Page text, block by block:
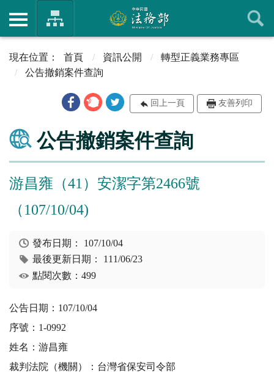
首頁 資訊公開
轉型正義業務專區
公告撤銷案件查詢
回上一頁 友善列印
公告撤銷案件查詢
游昌雍（41）安潔字第2466號
（107/10/04)
發布日期： 107/10/04
最後更新日期： 111/06/23
點閱次數：499
公告日期：107/10/04
序號：1-0992
姓名：游昌雍
裁判法院（機關）：台灣省保安司令部